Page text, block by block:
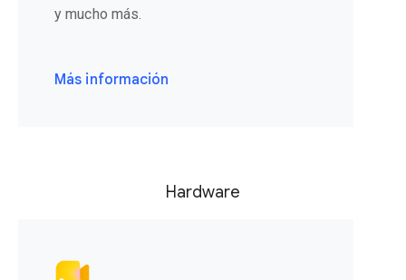
y mucho más.
Más información
Hardware